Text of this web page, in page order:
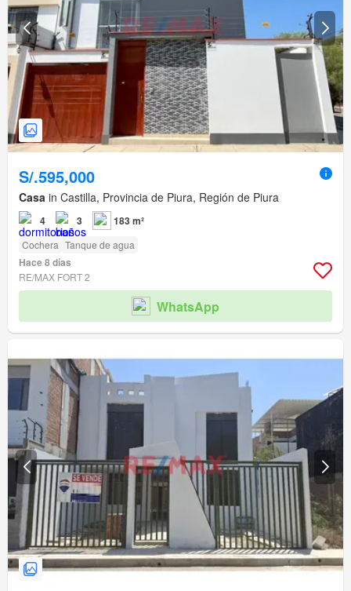
S/.595,000
Casa in Castilla, Provincia de Piura, Región de Piura
4 3 183 m²
Cochera Tanque de agua
Hace 8 días
RE/MAX FORT 2
WhatsApp